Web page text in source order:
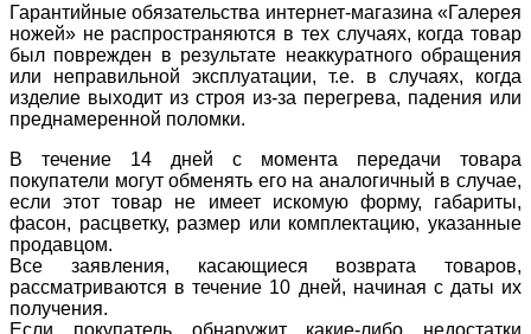
Гарантийные обязательства интернет-магазина «Галерея
ножей» не распространяются в тех случаях, когда товар
был поврежден в результате неаккуратного обращения
или неправильной эксплуатации, т.е. в случаях, когда
изделие выходит из строя из-за перегрева, падения или
преднамеренной поломки.
В течение 14 дней с момента передачи товара
покупатели могут обменять его на аналогичный в случае,
если этот товар не имеет искомую форму, габариты,
фасон, расцветку, размер или комплектацию, указанные
продавцом.
Все заявления, касающиеся возврата товаров,
рассматриваются в течение 10 дней, начиная с даты их
получения.
Если покупатель обнаружит какие-либо недостатки